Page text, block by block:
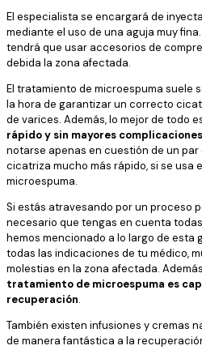
El especialista se encargará de
mediante el uso de una aguja muy
tendrá que usar accesorios de
debida la zona afectada.
El tratamiento de microespuma suele
la hora de garantizar un correcto
de varices. Además, lo mejor de todo
rápido y sin mayores complicaciones
notarse apenas en cuestión de un par
cicatriza mucho más rápido, si se usa
microespuma.
Si estás atravesando por un proceso
necesario que tengas en cuenta
hemos mencionado a lo largo de esta
todas las indicaciones de tu médico,
molestias en la zona afectada.
tratamiento de microespuma es
recuperación.
También existen infusiones y cremas
de manera fantástica a la